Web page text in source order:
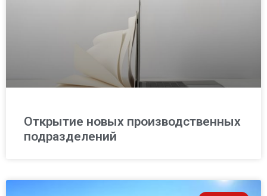
Открытие новых производственных
подразделений